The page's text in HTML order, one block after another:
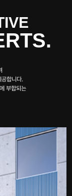
합니다.
부합되는